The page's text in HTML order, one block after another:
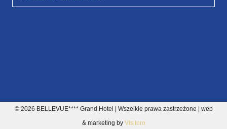
© 2026 BELLEVUE**** Grand Hotel | Wszelkie prawa zastrzeżone | web
& marketing by Visitero